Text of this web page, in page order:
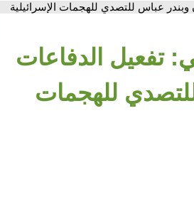
عباس للتصدي للهجمات الإسرائيلية
تفعيل الدفاعات
للهجمات